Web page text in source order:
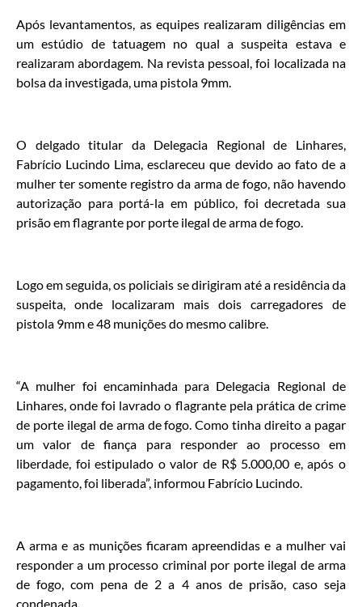
Após levantamentos, as equipes realizaram diligências em
um estúdio de tatuagem no qual a suspeita estava e
realizaram abordagem. Na revista pessoal, foi localizada na
bolsa da investigada, uma pistola 9mm.
O delgado titular da Delegacia Regional de Linhares,
Fabrício Lucindo Lima, esclareceu que devido ao fato de a
mulher ter somente registro da arma de fogo, não havendo
autorização para portá-la em público, foi decretada sua
prisão em flagrante por porte ilegal de arma de fogo.
Logo em seguida, os policiais se dirigiram até a residência da
suspeita, onde localizaram mais dois carregadores de
pistola 9mm e 48 munições do mesmo calibre.
“A mulher foi encaminhada para Delegacia Regional de
Linhares, onde foi lavrado o flagrante pela prática de crime
de porte ilegal de arma de fogo. Como tinha direito a pagar
um valor de fiança para responder ao processo em
liberdade, foi estipulado o valor de R$ 5.000,00 e, após o
pagamento, foi liberada”, informou Fabrício Lucindo.
A arma e as munições ficaram apreendidas e a mulher vai
responder a um processo criminal por porte ilegal de arma
de fogo, com pena de 2 a 4 anos de prisão, caso seja
condenada.